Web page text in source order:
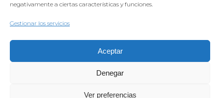
negativamente a ciertas características y funciones.
Gestionar los servicios
Aceptar
Denegar
Ver preferencias